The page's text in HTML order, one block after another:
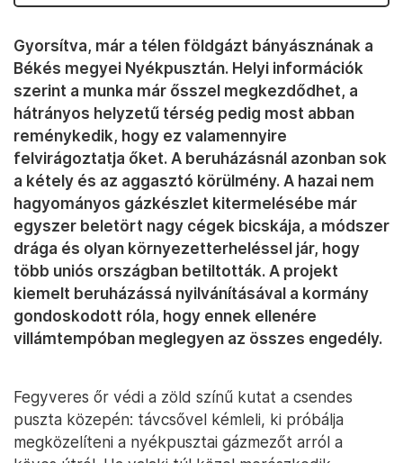
Gyorsítva, már a télen földgázt bányásznának a
Békés megyei Nyékpusztán. Helyi információk
szerint a munka már ősszel megkezdődhet, a
hátrányos helyzetű térség pedig most abban
reménykedik, hogy ez valamennyire
felvirágoztatja őket. A beruházásnál azonban sok
a kétely és az aggasztó körülmény. A hazai nem
hagyományos gázkészlet kitermelésébe már
egyszer beletört nagy cégek bicskája, a módszer
drága és olyan környezetterheléssel jár, hogy
több uniós országban betiltották. A projekt
kiemelt beruházássá nyilvánításával a kormány
gondoskodott róla, hogy ennek ellenére
villámtempóban meglegyen az összes engedély.
Fegyveres őr védi a zöld színű kutat a csendes
puszta közepén: távcsővel kémleli, ki próbálja
megközelíteni a nyékpusztai gázmezőt arról a